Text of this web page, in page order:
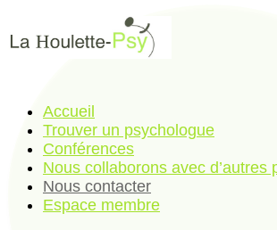
Accueil
Trouver un psychologue
Conférences
Nous collaborons avec d’autres
Nous contacter
Espace membre